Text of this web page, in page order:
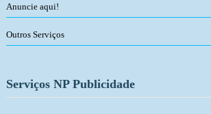
Anuncie aqui!
Outros Serviços
Serviços NP Publicidade